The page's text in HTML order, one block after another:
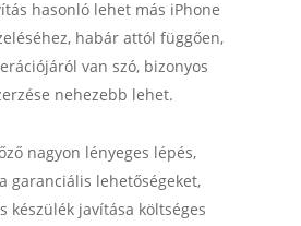
hasonló lehet más iPhone
habár attól függően,
van szó, bizonyos
nehezebb lehet.
nagyon lényeges lépés,
garanciális lehetőségeket,
készülék javítása költséges